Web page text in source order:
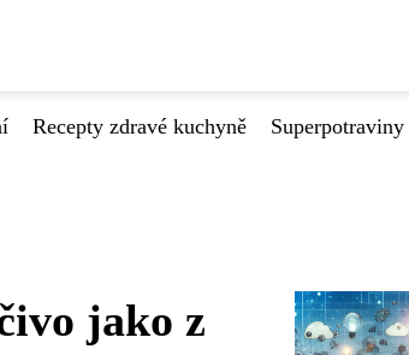
Recepty zdravé kuchyně
Superpotraviny
jako z